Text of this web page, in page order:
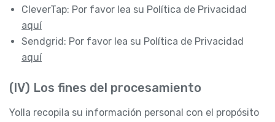
CleverTap: Por favor lea su Política de Privacidad
aquí
Sendgrid: Por favor lea su Política de Privacidad
aquí
(IV) Los fines del procesamiento
Yolla recopila su información personal con el propósito